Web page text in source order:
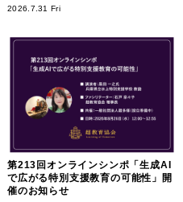
2026.7.31 Fri
第213回オンラインシンポ「生成AI
で広がる特別支援教育の可能性」開
催のお知らせ